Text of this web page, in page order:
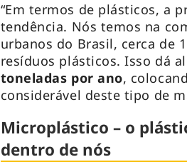
“Em termos de plásticos, a
tendência. Nós temos na
urbanos do Brasil, cerca de
resíduos plásticos. Isso dá
toneladas por ano,
considerável deste tipo de
Microplástico – o
dentro de nós